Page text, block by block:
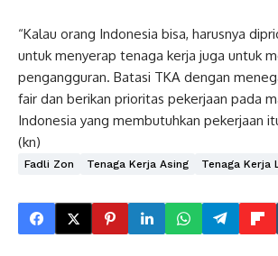
“Kalau orang Indonesia bisa, harusnya
untuk menyerap tenaga kerja juga untuk
pengangguran. Batasi TKA dengan
fair dan berikan prioritas pekerjaan pada
Indonesia yang membutuhkan pekerjaan
(kn)
Fadli Zon Tenaga Kerja Asing Tenaga Kerja